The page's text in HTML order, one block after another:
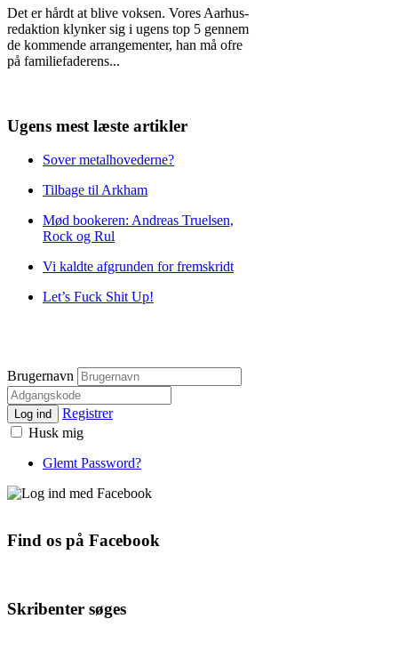
Det er hårdt at blive voksen. Vores Aarhus-
redaktion klynker sig i ugens top 5 gennem
de kommende arrangementer, han må ofre
på familiefaderens...
Ugens mest læste artikler
Sover metalhovederne?
Tilbage til Arkham
Mød bookeren: Andreas Truelsen,
Rock og Rul
Vi kaldte afgrunden for fremskridt
Let’s Fuck Shit Up!
Brugernavn
Log ind
Registrer
Husk mig
Glemt Password?
Find os på Facebook
Skribenter søges